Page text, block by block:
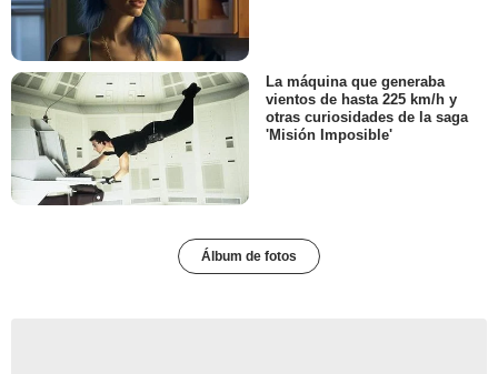
La máquina que generaba
vientos de hasta 225 km/h y
otras curiosidades de la saga
'Misión Imposible'
Álbum de fotos